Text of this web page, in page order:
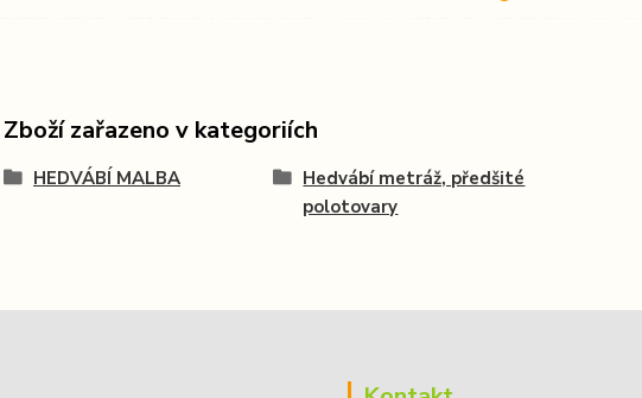
Zboží zařazeno v kategoriích
HEDVÁBÍ MALBA
Hedvábí metráž, předšité
polotovary